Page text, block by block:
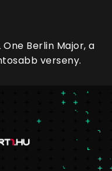
One Berlin Major, a
verseny.